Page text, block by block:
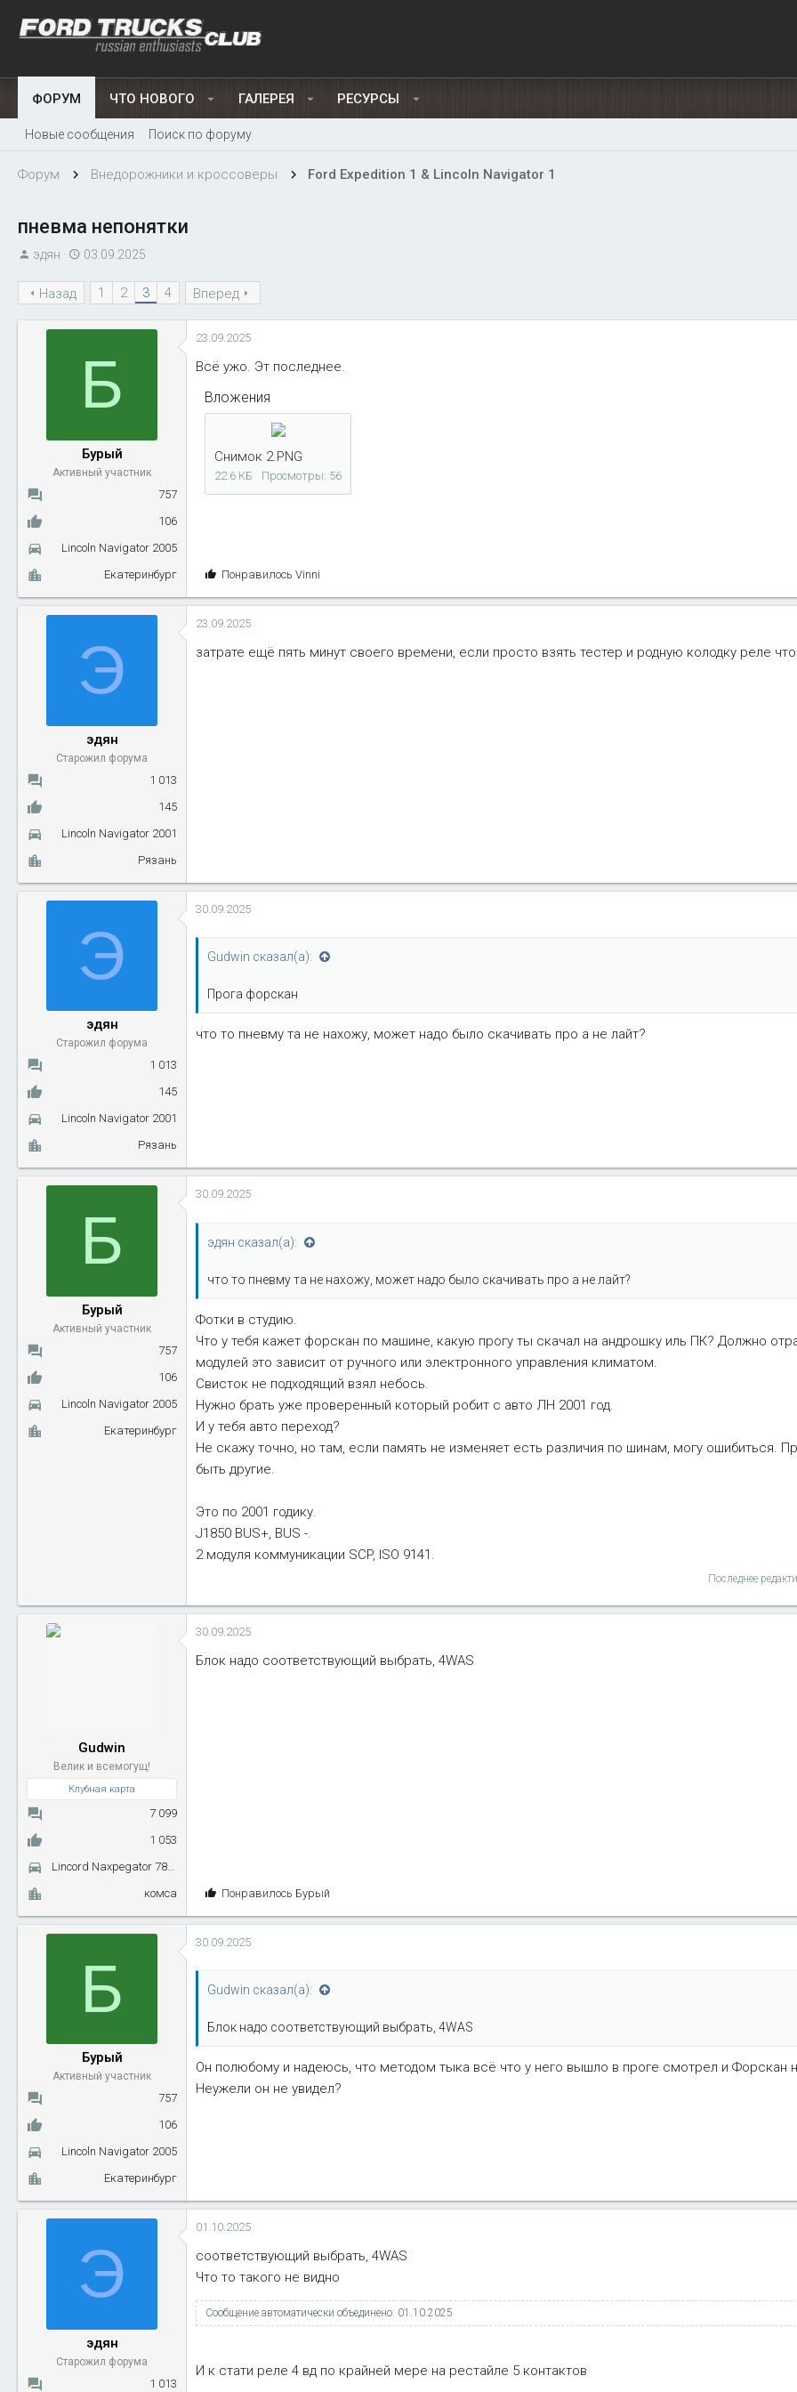
ФОРУМ ЧТО НОВОГО ГАЛЕРЕЯ РЕСУРСЫ
Новые сообщения Поиск по форуму
Форум Внедорожники и кроссоверы Ford Expedition 1 & Lincoln Navigator 1
пневма непонятки
А
т
эдян
Д
н
л
03.09.2025
Назад 1 2 3 4 Вперед
Б
Бурый
Активный участник
757
106
Lincoln Navigator 2005
Екатеринбург
23.09.2025
Всё ужо. Эт последнее.
Вложения
Снимок 2.PNG
22.6 КБ Просмотры: 56
С
м
п
Понравилось Vinni
Э
эдян
Старожил форума
1 013
145
Lincoln Navigator 2001
Рязань
23.09.2025
затрате ещё пять минут своего времени, если просто взять тестер и родную колодку реле
Э
эдян
Старожил форума
1 013
145
Lincoln Navigator 2001
Рязань
30.09.2025
Gudwin сказал(а):
Прога форскан
что то пневму та не нахожу, может надо было скачивать про а не лайт?
Б
Бурый
Активный участник
757
106
Lincoln Navigator 2005
Екатеринбург
30.09.2025
эдян сказал(а):
что то пневму та не нахожу, может надо было скачивать про а не лайт?
Фотки в студию.
Что у тебя кажет форскан по машине, какую прогу ты скачал на андрошку иль ПК? Должно
модулей это зависит от ручного или электронного управления климатом.
Свисток не подходящий взял небось.
Нужно брать уже проверенный который робит с авто ЛН 2001 год.
И у тебя авто переход?
Не скажу точно, но там, если память не изменяет есть различия по шинам, могу ошибиться.
быть другие.
Это по 2001 годику.
J1850 BUS+, BUS -.
2 модуля коммуникации SCP, ISO 9141.
Последнее
Gudwin
Велик и всемогущ!
Клубная карта
7 099
1 053
комса
30.09.2025
Блок надо соответствующий выбрать, 4WAS
С
м
п
и
:
Понравилось Бурый
Б
Бурый
Активный участник
757
106
Lincoln Navigator 2005
Екатеринбург
30.09.2025
Gudwin сказал(а):
Блок надо соответствующий выбрать, 4WAS
Он полюбому и надеюсь, что методом тыка всë что у него вышло в проге смотрел и Форскан
Неужели он не увидел?
Э
эдян
Старожил форума
1 013
01.10.2025
соответствующий выбрать, 4WAS
Что то такого не видно
Сообщение автоматически объединено: 01.10.2025
И к стати реле 4 вд по крайней мере на рестайле 5 контактов